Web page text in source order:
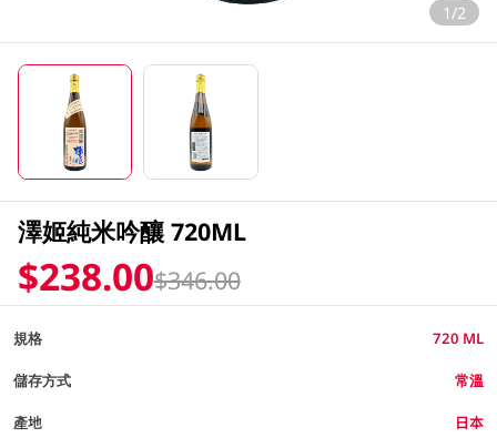
1/2
澤姬純米吟釀 720ML
$238.00$346.00
規格 720 ML
儲存方式 常溫
產地 日本